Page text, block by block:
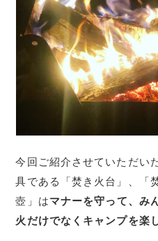
今回ご紹介させていただい
具である「焚き火台」、「
壺」はマナーを守って、み
火だけでなくキャンプを楽